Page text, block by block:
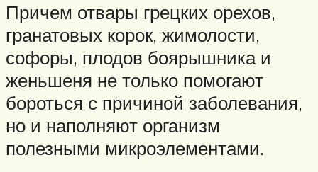
Причем отвары грецких орехов,
гранатовых корок, жимолости,
софоры, плодов боярышника и
женьшеня не только помогают
бороться с причиной заболевания,
но и наполняют организм
полезными микроэлементами.